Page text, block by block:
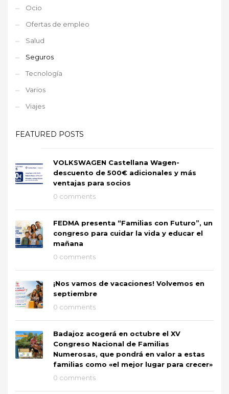
Ocio
Ofertas de empleo
Salud
Seguros
Tecnología
Varios
Viajes
FEATURED POSTS
VOLKSWAGEN Castellana Wagen-
descuento de 500€ adicionales y más
ventajas para socios
0 comments
FEDMA presenta “Familias con Futuro”, un
congreso para cuidar la vida y educar el
mañana
0 comments
¡Nos vamos de vacaciones! Volvemos en
septiembre
0 comments
Badajoz acogerá en octubre el XV
Congreso Nacional de Familias
Numerosas, que pondrá en valor a estas
familias como «el mejor lugar para crecer»
0 comments